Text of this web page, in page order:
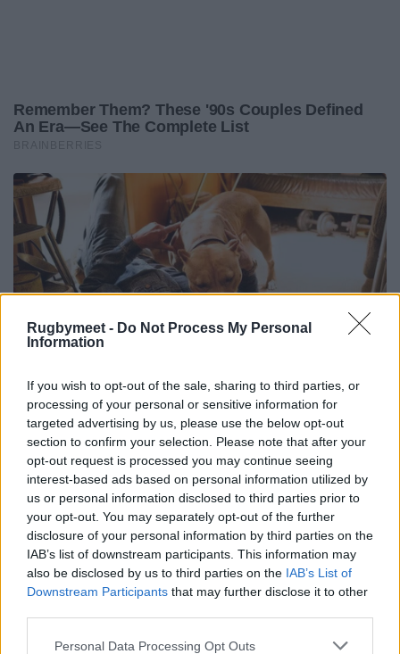
Rugbymeet - Do Not Process My Personal
Information
If you wish to opt-out of the sale, sharing to third parties, or
processing of your personal or sensitive information for
targeted advertising by us, please use the below opt-out
section to confirm your selection. Please note that after your
opt-out request is processed you may continue seeing
interest-based ads based on personal information utilized by
us or personal information disclosed to third parties prior to
your opt-out. You may separately opt-out of the further
disclosure of your personal information by third parties on the
IAB’s list of downstream participants. This information may
also be disclosed by us to third parties on the IAB’s List of
Downstream Participants that may further disclose it to other
Personal Data Processing Opt Outs